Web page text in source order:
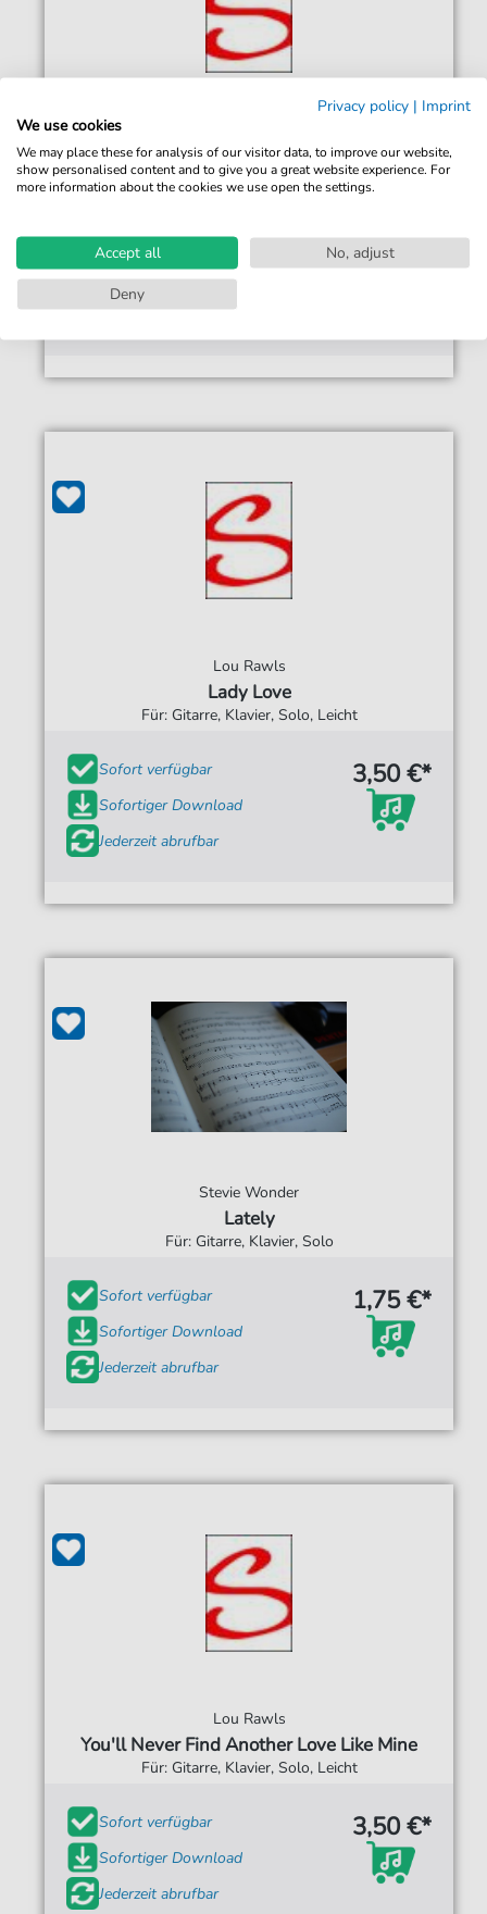
Ladies Night
Für: E-Bass, Gitarre, Klavier, Solo, Leicht
Sofort verfügbar
Sofortiger Download
Jederzeit abrufbar
3,50 €*
Lou Rawls
Lady Love
Für: Gitarre, Klavier, Solo, Leicht
Sofort verfügbar
Sofortiger Download
Jederzeit abrufbar
3,50 €*
Stevie Wonder
Lately
Für: Gitarre, Klavier, Solo
Sofort verfügbar
Sofortiger Download
Jederzeit abrufbar
1,75 €*
Lou Rawls
You'll Never Find Another Love Like Mine
Für: Gitarre, Klavier, Solo, Leicht
Sofort verfügbar
Sofortiger Download
Jederzeit abrufbar
3,50 €*
Privacy policy | Imprint
We use cookies
We may place these for analysis of our visitor data, to improve our website,
show personalised content and to give you a great website experience. For
more information about the cookies we use open the settings.
Accept all
No, adjust
Deny